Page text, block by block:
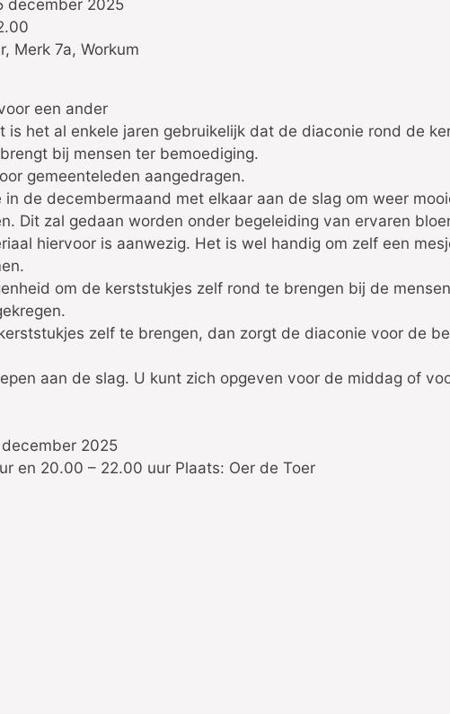
december 2025
Merk 7a, Workum
een ander
is het al enkele jaren gebruikelijk dat de diaconie rond de
bij mensen ter bemoediging.
gemeenteleden aangedragen.
in de decembermaand met elkaar aan de slag om weer
Dit zal gedaan worden onder begeleiding van ervaren
hiervoor is aanwezig. Het is wel handig om zelf een
om de kerststukjes zelf rond te brengen bij de
zelf te brengen, dan zorgt de diaconie voor de
aan de slag. U kunt zich opgeven voor de middag of
2025
en 20.00 – 22.00 uur Plaats: Oer de Toer